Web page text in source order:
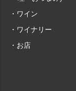
ワイン
ワイナリー
お店